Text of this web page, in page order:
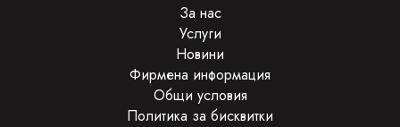
За нас
Услуги
Новини
Фирмена информация
Общи условия
Политика за бисквитки